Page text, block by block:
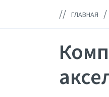
// ГЛАВНАЯ /